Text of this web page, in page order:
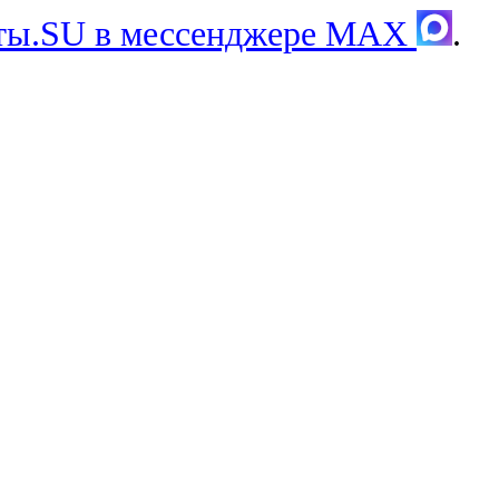
в мессенджере MAX .